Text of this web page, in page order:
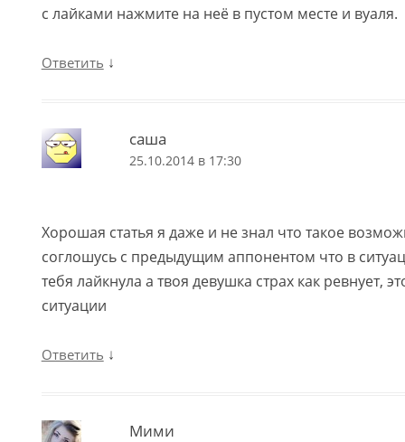
с лайками нажмите на неё в пустом месте и вуаля.
Ответить ↓
саша
25.10.2014 в 17:30
Хорошая статья я даже и не знал что такое
соглошусь с предыдущим аппонентом что в
тебя лайкнула а твоя девушка страх как ревнует,
ситуации
Ответить ↓
Мими